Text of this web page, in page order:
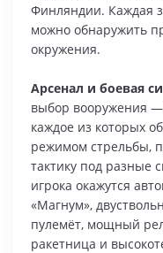
Финляндии. Каждая
можно обнаружить
окружения.
Арсенал и боевая
выбор вооружения —
каждое из которых
режимом стрельбы,
тактику под разные
игрока окажутся
«Магнум»,
пулемёт, мощный
ракетница и